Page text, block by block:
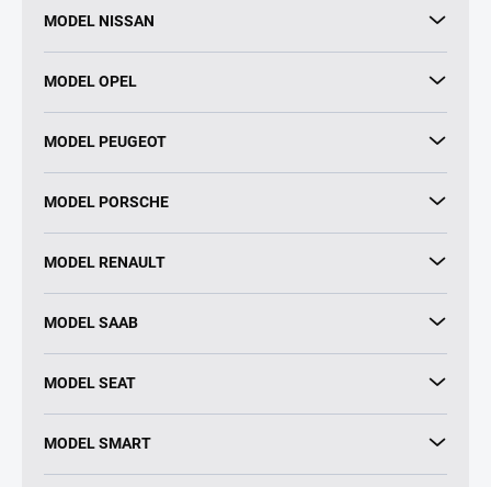
MODEL NISSAN
MODEL OPEL
MODEL PEUGEOT
MODEL PORSCHE
MODEL RENAULT
MODEL SAAB
MODEL SEAT
MODEL SMART